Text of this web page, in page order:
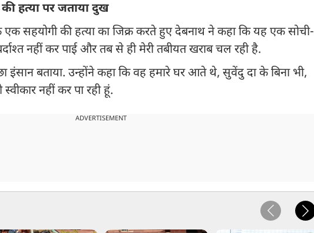
हत्या पर जताया दुख
सहयोगी की हत्या का जिक्र करते हुए देबनाथ ने कहा कि यह एक सोची-
नहीं कर पाई और तब से ही मेरी तबीयत खराब चल रही है.
इंसान बताया. उन्होंने कहा कि वह हमारे घर आते थे, सुवेंदु दा के बिना भी,
नहीं कर पा रही हूं.
ADVERTISEMENT